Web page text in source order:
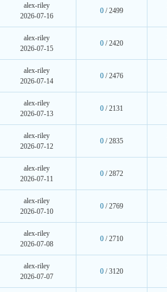
alex-riley
2026-07-16
0/ 2499
alex-riley
2026-07-15
0/ 2420
alex-riley
2026-07-14
0/ 2476
alex-riley
2026-07-13
0/ 2131
alex-riley
2026-07-12
0/ 2835
alex-riley
2026-07-11
0/ 2872
alex-riley
2026-07-10
0/ 2769
alex-riley
2026-07-08
0/ 2710
alex-riley
2026-07-07
0/ 3120